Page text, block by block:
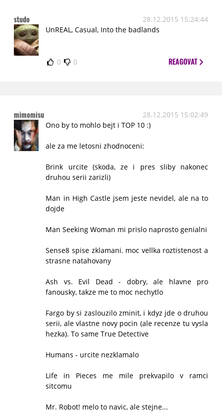
studo
28.12.2015 15:24:44
UnREAL, Casual, Into the badlands
0 0 REAGOVAT
mimomisu
28.12.2015 15:02:49
Ono by to mohlo bejt i TOP 10 :)
ale za me letosni zhodnoceni:
Brink urcite (skoda, ze i pres sliby nakonec
druhou serii zarizli)
Man in High Castle jsem jeste nevidel, ale na to
dojde
Man Seeking Woman mi prislo naprosto genialni
Sense8 spise zklamani. moc vellka roztistenost a
strasne natahovany
Ash vs. Evil Dead - dobry, ale hlavne pro
fanousky, takze me to moc nechytlo
Fargo by si zaslouzilo zminit, i kdyz jde o druhou
serii, ale vlastne novy pocin (ale recenze tu vysla
hezka). To same True Detective
Humans - urcite nezklamalo
Life in Pieces me mile prekvapilo v ramci
sitcomu
Mr. Robot! melo to navic, ale stejne...